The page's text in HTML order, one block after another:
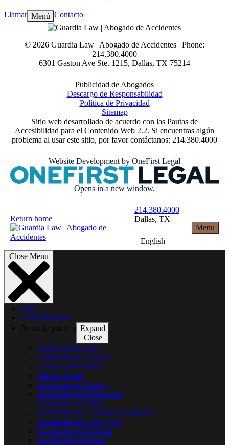
Llamar Menú Contacto
© 2026 Guardia Law | Abogado de Accidentes | Phone:
214.380.4000
6301 Gaston Ave Ste. 1215, Dallas, TX 75214
Publicidad de Abogados
Descargo de Responsabilidad
Política de Privacidad
Sitemap
Sitio web desarrollado de acuerdo con las Pautas de
Accesibilidad para el Contenido Web 2.2. Si encuentras algún
problema al usar este sitio, por favor contáctanos: 214.380.4000
Website Development by OneFirst Legal
Opens in a new window.
Return home
Menu
214.380.4000
Dallas, TX
English
Close Menu
Inicio
Sobre Nosotros
Áreas de práctica Expand
Close
Accidentes de Auto
Accidentes de Camion
Lesiones Personales
Muerte Injusta
Accidentes de Trabajo
Accidentes de Motocicleta
Resbalones y Caídas
Accidentes por Conductor Borracho
Accidentes de Uber y Lyft
Accidentes de Bicicleta
Accidentes de Peatón